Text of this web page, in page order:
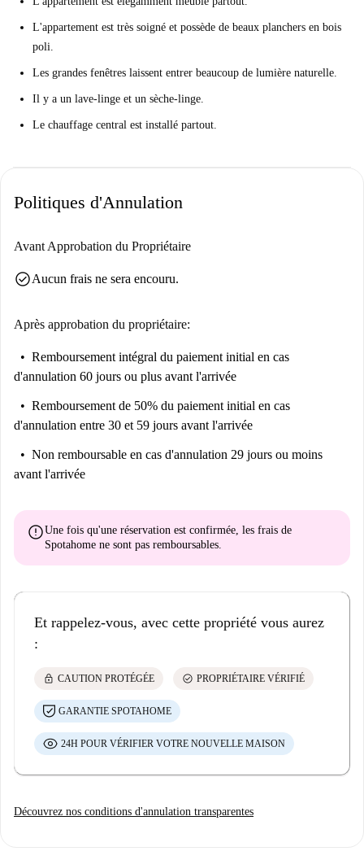
L'appartement est très soigné et possède de beaux planchers en bois
poli.
Les grandes fenêtres laissent entrer beaucoup de lumière naturelle.
Il y a un lave-linge et un sèche-linge.
Le chauffage central est installé partout.
Politiques d'Annulation
Avant Approbation du Propriétaire
check_circleAucun frais ne sera encouru.
Après approbation du propriétaire:
Remboursement intégral du paiement initial en cas
d'annulation 60 jours ou plus avant l'arrivée
Remboursement de 50% du paiement initial en cas
d'annulation entre 30 et 59 jours avant l'arrivée
Non remboursable en cas d'annulation 29 jours ou moins
avant l'arrivée
errorUne fois qu'une réservation est confirmée, les frais de
Spotahome ne sont pas remboursables.
Et rappelez-vous, avec cette propriété vous aurez
:
lock CAUTION PROTÉGÉE check_circle PROPRIÉTAIRE VÉRIFIÉ
GARANTIE SPOTAHOME
24H POUR VÉRIFIER VOTRE NOUVELLE MAISON
Découvrez nos conditions d'annulation transparentes